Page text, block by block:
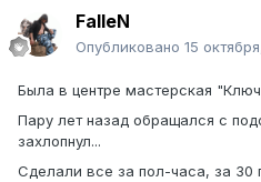
FalleN
Опубликовано 15
Была в центре мастерская
Пару лет назад обращался с
захлопнул...
Сделали все за пол-часа, за 30